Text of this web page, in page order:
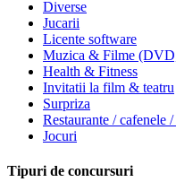
Diverse
Jucarii
Licente software
Muzica & Filme
Health & Fitness
Invitatii la film & teatru
Surpriza
Restaurante / cafenele
Jocuri
Tipuri de concursuri